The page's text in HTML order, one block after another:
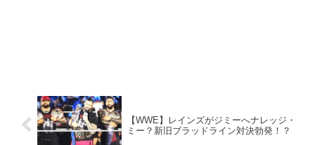
【WWE】レインズがジミーへナレッジ・
ミー？新旧ブラッドライン対決勃発！？